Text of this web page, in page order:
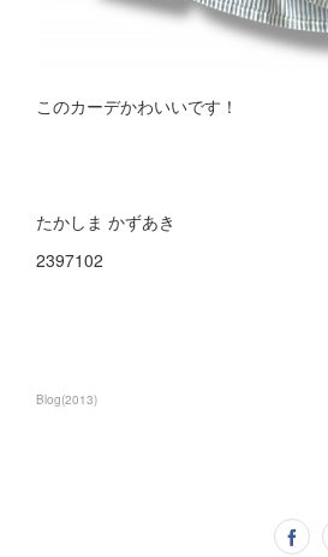
このカーデかわいいです！
たかしま かずあき
2397102
Blog(2013)